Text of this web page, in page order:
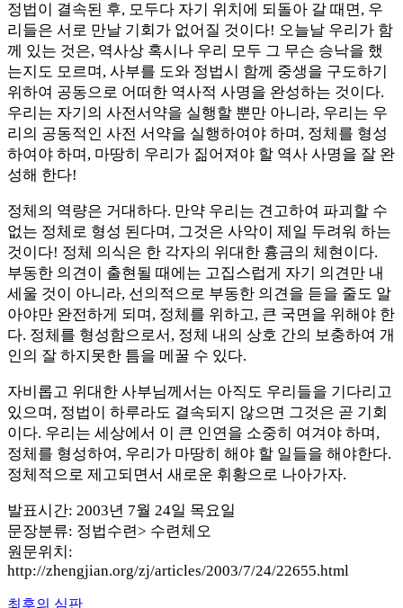
정법이 결속된 후, 모두다 자기 위치에 되돌아 갈 때면, 우
리들은 서로 만날 기회가 없어질 것이다! 오늘날 우리가 함
께 있는 것은, 역사상 혹시나 우리 모두 그 무슨 승낙을 했
는지도 모르며, 사부를 도와 정법시 함께 중생을 구도하기
위하여 공동으로 어떠한 역사적 사명을 완성하는 것이다.
우리는 자기의 사전서약을 실행할 뿐만 아니라, 우리는 우
리의 공동적인 사전 서약을 실행하여야 하며, 정체를 형성
하여야 하며, 마땅히 우리가 짊어져야 할 역사 사명을 잘 완
성해 한다!
정체의 역량은 거대하다. 만약 우리는 견고하여 파괴할 수
없는 정체로 형성 된다며, 그것은 사악이 제일 두려워 하는
것이다! 정체 의식은 한 각자의 위대한 흉금의 체현이다.
부동한 의견이 출현될 때에는 고집스럽게 자기 의견만 내
세울 것이 아니라, 선의적으로 부동한 의견을 듣을 줄도 알
아야만 완전하게 되며, 정체를 위하고, 큰 국면을 위해야 한
다. 정체를 형성함으로서, 정체 내의 상호 간의 보충하여 개
인의 잘 하지못한 틈을 메꿀 수 있다.
자비롭고 위대한 사부님께서는 아직도 우리들을 기다리고
있으며, 정법이 하루라도 결속되지 않으면 그것은 곧 기회
이다. 우리는 세상에서 이 큰 인연을 소중히 여겨야 하며,
정체를 형성하여, 우리가 마땅히 해야 할 일들을 해야한다.
정체적으로 제고되면서 새로운 휘황으로 나아가자.
발표시간: 2003년 7월 24일 목요일
문장분류: 정법수련> 수련체오
원문위치:
http://zhengjian.org/zj/articles/2003/7/24/22655.html
Previous
최후의 심판